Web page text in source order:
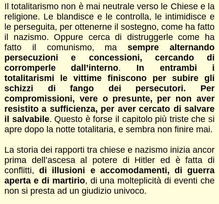
Il totalitarismo non è mai neutrale verso le Chiese e la
religione. Le blandisce e le controlla, le intimidisce e
le perseguita, per ottenerne il sostegno, come ha fatto
il nazismo. Oppure cerca di distruggerle come ha
fatto il comunismo, ma sempre alternando
persecuzioni e concessioni, cercando di
corromperle dall’interno. In entrambi i
totalitarismi le vittime finiscono per subire gli
schizzi di fango dei persecutori. Per
compromissioni, vere o presunte, per non aver
resistito a sufficienza, per aver cercato di salvare
il salvabile. Questo è forse il capitolo più triste che si
apre dopo la notte totalitaria, e sembra non finire mai.
La storia dei rapporti tra chiese e nazismo inizia ancor
prima dell’ascesa al potere di Hitler ed è fatta di
conflitti,di illusioni e accomodamenti, di guerra
aperta e di martirio, di una molteplicità di eventi che
non si presta ad un giudizio univoco.